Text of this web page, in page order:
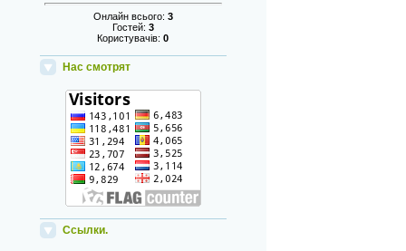
Онлайн всього: 3
Гостей: 3
Користувачів:0
Нас смотрят
Ссылки.